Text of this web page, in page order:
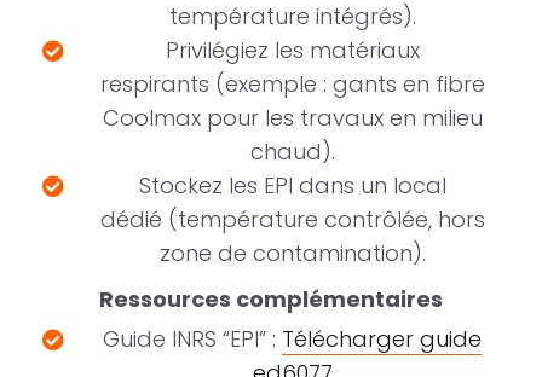
température intégrés).
Privilégiez les matériaux
respirants (exemple : gants en fibre
Coolmax pour les travaux en milieu
chaud).
Stockez les EPI dans un local
dédié (température contrôlée, hors
zone de contamination).
Ressources complémentaires
Guide INRS “EPI” : Télécharger guide